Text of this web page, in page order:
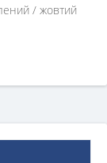
/ жовтий